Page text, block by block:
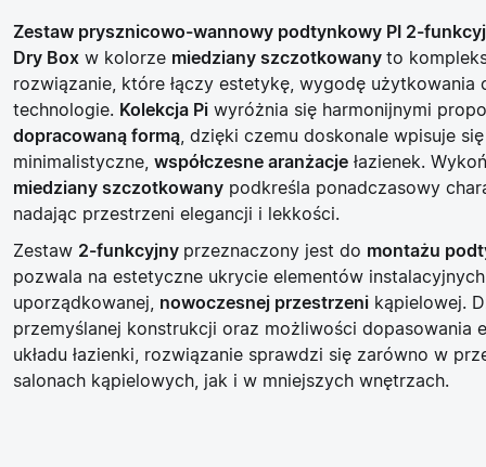
Zestaw prysznicowo-wannowy podtynkowy PI 2-
Dry Box w kolorze miedziany szczotkowany to
rozwiązanie, które łączy estetykę, wygodę użytkowania
technologie. Kolekcja Pi wyróżnia się harmonijnymi
dopracowaną formą , dzięki czemu doskonale wpisuje
minimalistyczne, współczesne aranżacje łazienek.
miedziany szczotkowany podkreśla ponadczasowy
nadając przestrzeni elegancji i lekkości.
Zestaw 2-funkcyjny przeznaczony jest do montażu
pozwala na estetyczne ukrycie elementów
uporządkowanej, nowoczesnej przestrzeni kąpielowej.
przemyślanej konstrukcji oraz możliwości dopasowania
układu łazienki, rozwiązanie sprawdzi się zarówno w
salonach kąpielowych, jak i w mniejszych wnętrzach.